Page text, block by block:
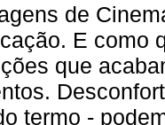
de
E como
que
termo -